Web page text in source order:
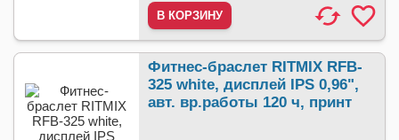
Фитнес-браслет RITMIX RFB-
325 white, дисплей IPS 0,96",
авт. вр.работы 120 ч, принт